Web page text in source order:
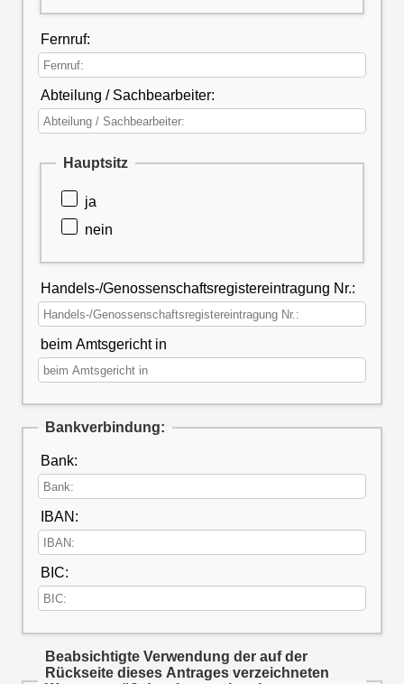
Fernruf:
Abteilung / Sachbearbeiter:
Hauptsitz
ja
nein
Handels-/Genossenschaftsregistereintragung Nr.:
beim Amtsgericht in
Bankverbindung:
Bank:
IBAN:
BIC:
Beabsichtigte Verwendung der auf der
Rückseite dieses Antrages verzeichneten